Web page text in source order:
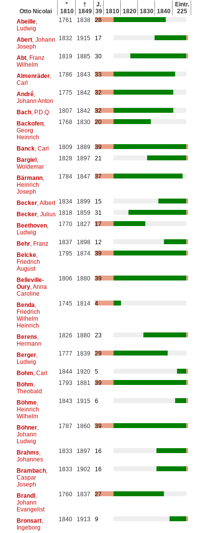
Otto Nicolai
*
1810
†
1849
J.
39 1810 1820 1830 1840
Eintr.
225
Abeille,
Ludwig
1761 1838 28
Abert, Johann
Joseph
1832 1915 17
Abt, Franz
Wilhelm
1819 1885 30
Almenräder,
Carl
1786 1843 33
André,
Johann Anton
1775 1842 32
Bach, P.D.Q. 1807 1842
32
Backofen,
Georg
Heinrich
1768 1830 20
Banck, Carl 1809 1889
39
Bargiel,
Woldemar
1828 1897 21
Bärmann,
Heinrich
Joseph
1784 1847 37
Becker, Albert 1834 1899
15
Becker, Julius 1818 1859
31
Beethoven,
Ludwig
1770 1827 17
Behr, Franz 1837 1898
12
Belcke,
Friedrich
August
1795 1874 39
Belleville-
Oury, Anna
Caroline
1806 1880 39
Benda
Friedrich
Wilhelm
Heinrich
1745 1814 4
Berens
Hermann
1826 1880 23
Berger,
Ludwig
1777 1839 29
Bohm , Carl 1844 1920
5
Böhm
Theobald
1793 1881 39
Böhme,
Heinrich
Wilhelm
1843 1915 6
Böhner,
Johann
Ludwig
1787 1860 39
Brahms
Johannes
1833 1897 16
Brambach,
Caspar
Joseph
1833 1902 16
Brandl,
Johann
Evangelist
1760 1837 27
Bronsart,
Ingeborg
1840 1913 9